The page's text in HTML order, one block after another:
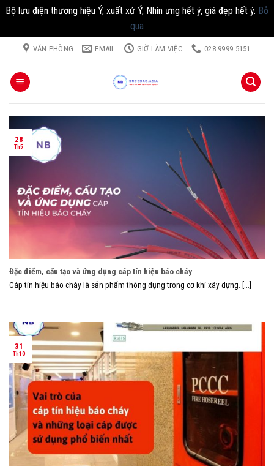
Bộ lưu điện thương hiệu Ý, xuất xứ Ý, Nhìn ưng hết ý, giá đẹp hết ý. Bỏ
qua
Chuyển
dung
VĂN PHÒNG EMAIL GIỜ LÀM VIỆC 028.9999.5151
Đặc điểm, cấu tạo và ứng dụng cáp tín hiệu báo cháy
Cáp tín hiệu báo cháy là sản phẩm thông dụng trong cơ khí xây dựng. [...]
28
Th5
31
Th10